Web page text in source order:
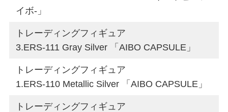
イボ-」
トレーディングフィギュア
3.ERS-111 Gray Silver 「AIBO CAPSULE」
トレーディングフィギュア
1.ERS-110 Metallic Silver 「AIBO CAPSULE」
トレーディングフィギュア